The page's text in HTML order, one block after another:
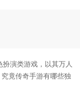
演类游戏，以其万人
竟传奇手游有哪些独